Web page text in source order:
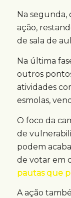
Na segunda,
ação,
de sala de
Na última
outros
atividades
esmolas,
O foco da
de
podem
de votar em
pautas que
A ação